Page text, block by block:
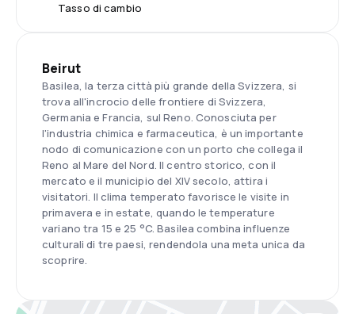
Tasso di cambio
Beirut
Basilea, la terza città più grande della Svizzera, si
trova all'incrocio delle frontiere di Svizzera,
Germania e Francia, sul Reno. Conosciuta per
l'industria chimica e farmaceutica, è un importante
nodo di comunicazione con un porto che collega il
Reno al Mare del Nord. Il centro storico, con il
mercato e il municipio del XIV secolo, attira i
visitatori. Il clima temperato favorisce le visite in
primavera e in estate, quando le temperature
variano tra 15 e 25 °C. Basilea combina influenze
culturali di tre paesi, rendendola una meta unica da
scoprire.